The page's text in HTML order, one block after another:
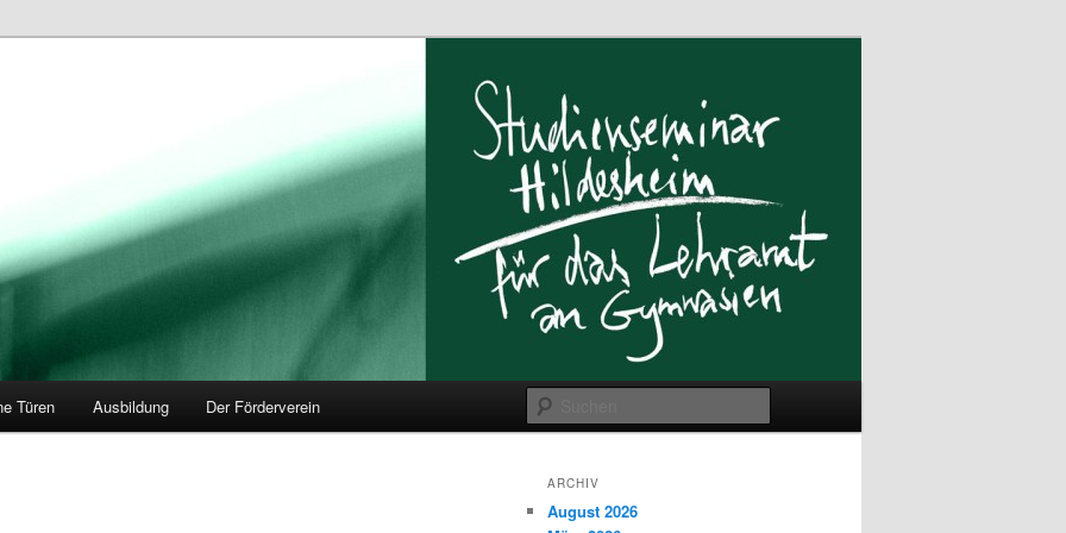
Hildesheim
Türen Ausbildung Der Förderverein
ARCHIV
August 2026